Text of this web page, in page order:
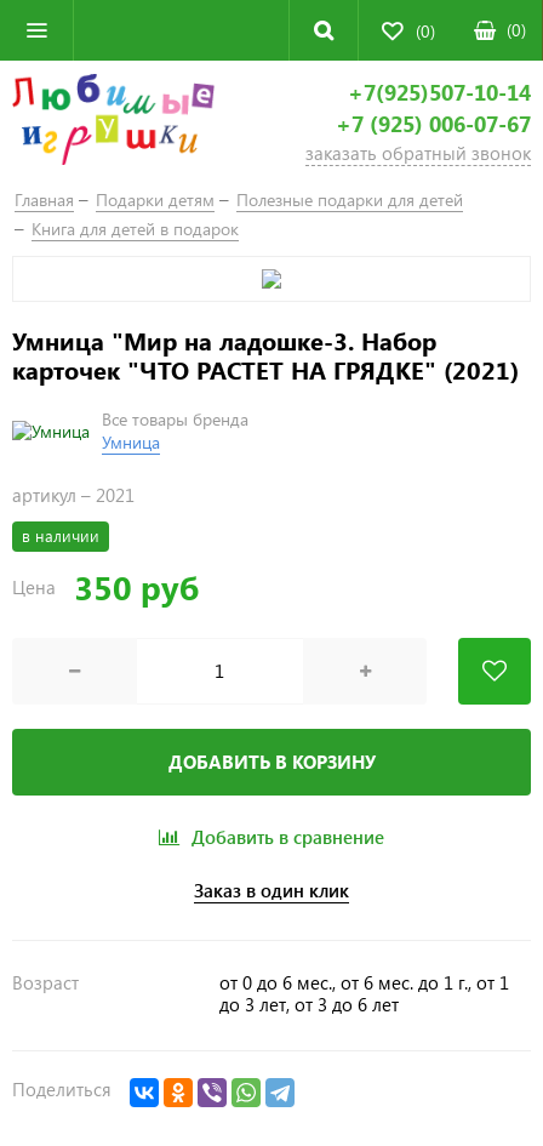
(0) (0)
+7(925)507-10-14
+7 (925) 006-07-67
заказать обратный звонок
Главная Подарки детям
Полезные подарки для детей
Книга для детей в подарок
Умница "Мир на ладошке-3. Набор
карточек "ЧТО РАСТЕТ НА ГРЯДКЕ" (2021)
Все товары бренда
Умница
артикул – 2021
в наличии
Цена 350 руб
ДОБАВИТЬ В КОРЗИНУ
Добавить в сравнение
Заказ в один клик
Возраст
от 0 до 6 мес., от 6 мес. до 1 г., от 1
до 3 лет, от 3 до 6 лет
Поделиться